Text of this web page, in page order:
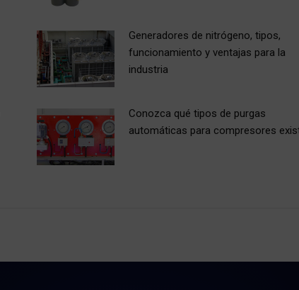
Generadores de nitrógeno, tipos,
funcionamiento y ventajas para la
industria
Conozca qué tipos de purgas
automáticas para compresores